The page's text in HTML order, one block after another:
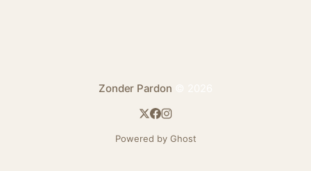
Zonder Pardon
Powered by Ghost